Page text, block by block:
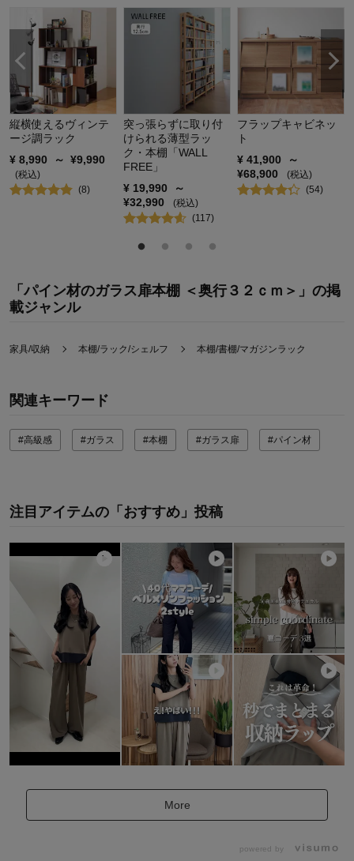
右側に無い…
突っ込み所満載の家具でした。
パイン材を使ってあるにしても重量感のない家具でした。
37500円+送料7150円…
高い買い物をしました。
43人が参考になりました 参考になった
購入商品： ナチュラル, ★60×180
縦横使えるヴィンテ
ージ調ラック
¥ 8,990 ～ ¥9,990
(税込)
(8)
突っ張らずに取り付
けられる薄型ラッ
ク・本棚「WALL
FREE」
¥ 19,990
～
¥32,990
(税込)
(117)
フラップキャビネッ
ト
¥ 41,900
～
¥68,900
(税込)
(54)
「パイン材のガラス扉本棚 ＜奥行３２ｃｍ＞」の掲
載ジャンル
家具/収納 本棚/ラック/シェルフ 本棚/書棚/マガジンラック
関連キーワード
#高級感 #ガラス #本棚 #ガラス扉 #パイン材
注目アイテムの「おすすめ」投稿
More
powered by